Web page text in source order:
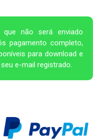
não será enviado
pagamento completo,
para download e
e-mail registrado.